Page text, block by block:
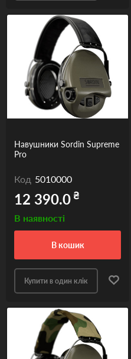
Навушники Sordin Supreme
Pro
Код 5010000
12 390.0₴
В наявності
в кошик
Купити в один клік